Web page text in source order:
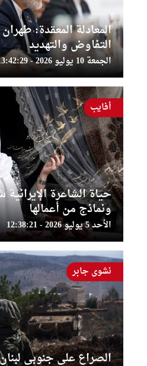
المعادلة المعقدة:
التفاوض والتهديد
الجمعة 10 يوليو 2026 - 13:42:29
حياة الشاعرة
ونماذج من أعمالها
الأحد 5 يوليو 2026 - 12:38:21
أفايب
الصراع على جنوبي لبنان
نشوى جابر